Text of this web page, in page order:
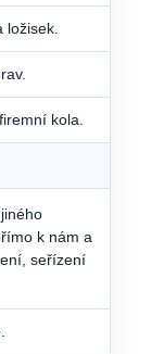
kola.
k nám a
seřízení